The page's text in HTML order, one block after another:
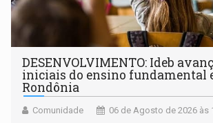
DESENVOLVIMENTO: Ideb
iniciais do ensino fundamental
Rondônia
Comunidade 06 de Agosto de 2026 às